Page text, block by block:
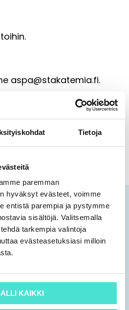
Tietoja
paremman
hyväksyt evästeet, voimme
entistä parempia ja pystymme
sisältöjä. Valitsemalla
tarkempia valintoja
evästeasetuksiasi milloin
KAIKKI
.
aspa@stakatemia.fi.
Tällä
tuotteella
useampi
muunnelma.
Voit